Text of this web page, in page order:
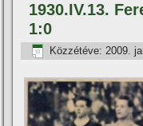
1930.IV.13.
1:0
Közzétéve: 2009.